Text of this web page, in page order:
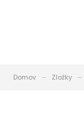
Domov Zložky